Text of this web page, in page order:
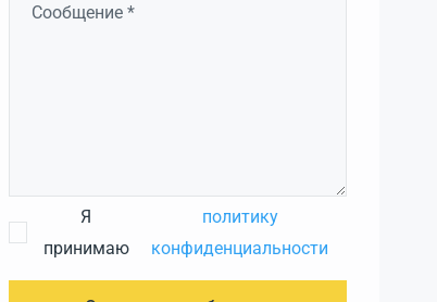
Я
принимаю
политику
конфиденциальности